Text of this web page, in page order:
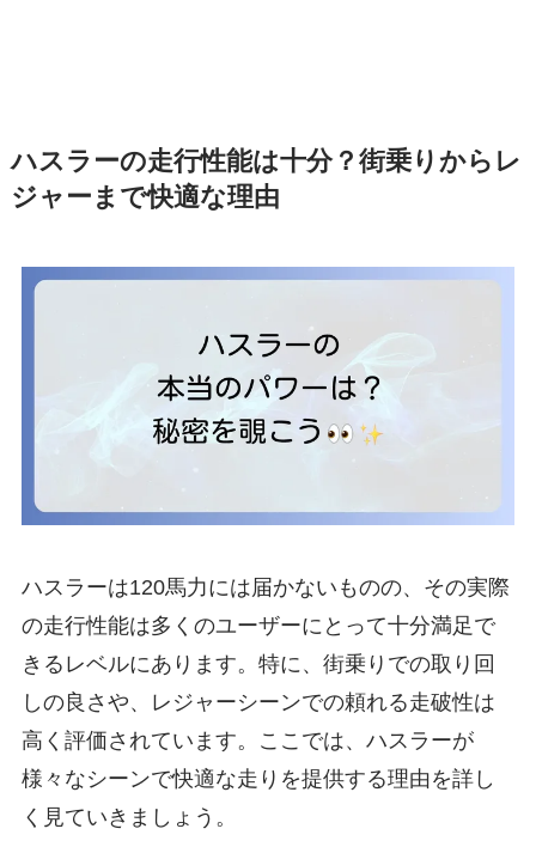
ハスラーの走行性能は十分？街乗りからレ
ジャーまで快適な理由
ハスラーは120馬力には届かないものの、その実際
の走行性能は多くのユーザーにとって十分満足で
きるレベルにあります。特に、街乗りでの取り回
しの良さや、レジャーシーンでの頼れる走破性は
高く評価されています。ここでは、ハスラーが
様々なシーンで快適な走りを提供する理由を詳し
く見ていきましょう。